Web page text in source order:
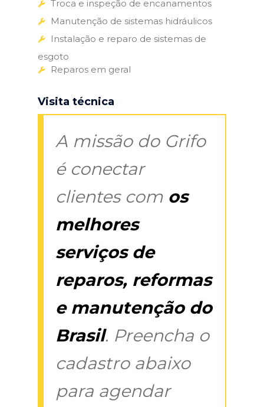
Troca e inspeção de encanamentos
Manutenção de sistemas hidráulicos
Instalação e reparo de sistemas de
esgoto
Reparos em geral
Visita técnica
A missão do Grifo
é conectar
clientes com os
melhores
serviços de
reparos, reformas
e manutenção do
Brasil. Preencha o
cadastro abaixo
para agendar